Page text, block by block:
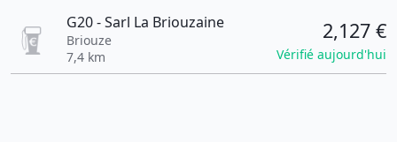
G20 - Sarl La Briouzaine
Briouze
7,4 km
2,127 €
Vérifié aujourd'hui